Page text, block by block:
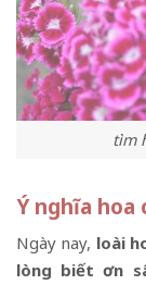
tìm
Ý nghĩa hoa
Ngày nay, loài
lòng biết ơn